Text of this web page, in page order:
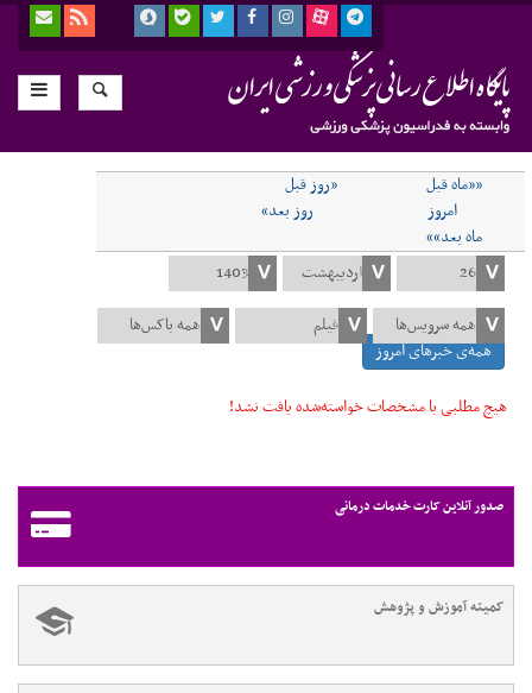
««ماه قبل
«روز قبل
امروز
روز بعد»
ماه بعد»»
همه‌ی خبرهای امروز
هیچ مطلبی با مشخصات خواسته‌شده یافت نشد!
صدور آنلاین کارت خدمات درمانی
کمیته آموزش و پژوهش